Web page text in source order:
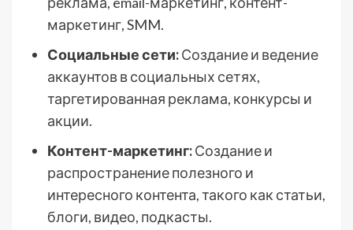
маркетинг, SMM.
Социальные сети:Создание и ведение
аккаунтов в социальных сетях,
таргетированная реклама, конкурсы и
акции.
Контент-маркетинг:Создание и
распространение полезного и
интересного контента, такого как статьи,
блоги, видео, подкасты.